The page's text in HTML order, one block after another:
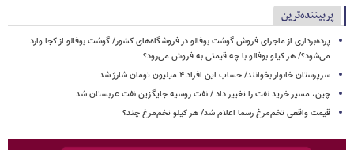
پربیننده‌ترین
پرده‌برداری از ماجرای فروش گوشت بوفالو در فروشگاه‌های کشور/ گوشت بوفالو از کجا وارد
می‌شود؟/ هر کیلو بوفالو با چه قیمتی به فروش می‌رود؟
سرپرستان خانوار بخوانند/ حساب این افراد ۴ میلیون تومان شارژ شد
چین، مسیر خرید نفت را تغییر داد / نفت روسیه جایگزین نفت عربستان شد
قیمت واقعی تخم‌مرغ رسما اعلام شد/ هر کیلو تخم‌مرغ چند؟